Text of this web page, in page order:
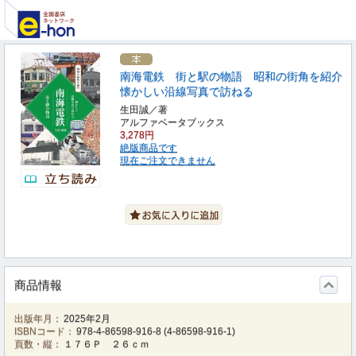
南海電鉄 街と駅の物語 昭和の街角を紹介
懐かしい沿線写真で訪ねる
生田誠／著
アルファベータブックス
3,278円
絶版商品です
現在ご注文できません
商品情報
出版年月： 2025年2月
ISBNコード： 978-4-86598-916-8 (4-86598-916-1)
頁数・縦：
１７６Ｐ ２６ｃｍ